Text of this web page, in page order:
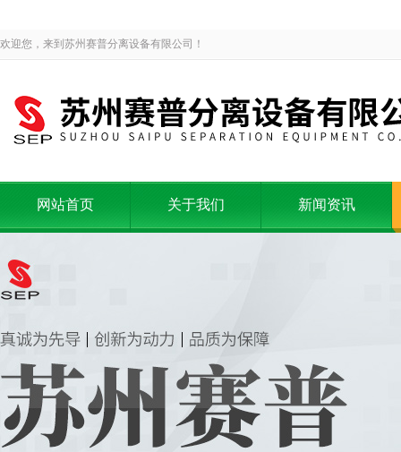
欢迎您，来到苏州赛普分离设备有限公司！
网站首页 关于我们 新闻资讯